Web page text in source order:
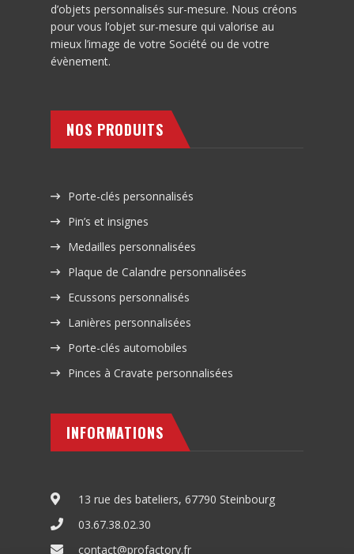
d’objets personnalisés sur-mesure. Nous créons
pour vous l’objet sur-mesure qui valorise au
mieux l’image de votre Société ou de votre
évènement.
NOS PRODUITS
Porte-clés personnalisés
Pin’s et insignes
Medailles personnalisées
Plaque de Calandre personnalisées
Ecussons personnalisés
Lanières personnalisées
Porte-clés automobiles
Pinces à Cravate personnalisées
INFORMATIONS
13 rue des bateliers, 67790 Steinbourg
03.67.38.02.30
contact@profactory.fr